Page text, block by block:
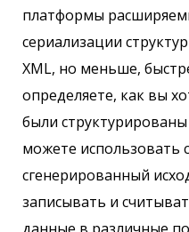
платформы
сериализации
XML, но меньше,
определяете, как вы
были
можете использовать
сгенерированный
записывать и